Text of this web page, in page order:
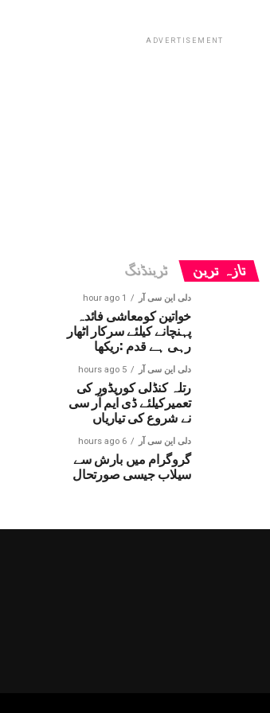
ADVERTISEMENT
تازہ ترین ٹرینڈنگ
دلی این سی آر 1 hour ago
خواتین کومعاشی فائدہ
پہنچانے کیلئے سرکار اٹھار
رہی ہے قدم :ریکھا
دلی این سی آر 5 hours ago
رتلہ کنڈلی کوریڈور کی
تعمیرکیلئے ڈی ایم آر سی
نے شروع کی تیاریاں
دلی این سی آر 6 hours ago
گروگرام میں بارش سے
سیلاب جیسی صورتحال